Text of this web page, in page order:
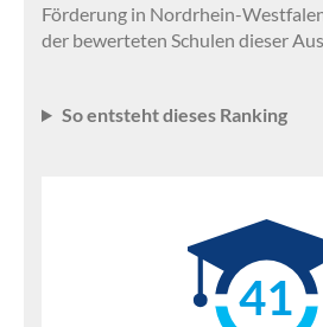
Förderung in Nordrhein-
der bewerteten Schulen dieser
So entsteht dieses Ranking
41